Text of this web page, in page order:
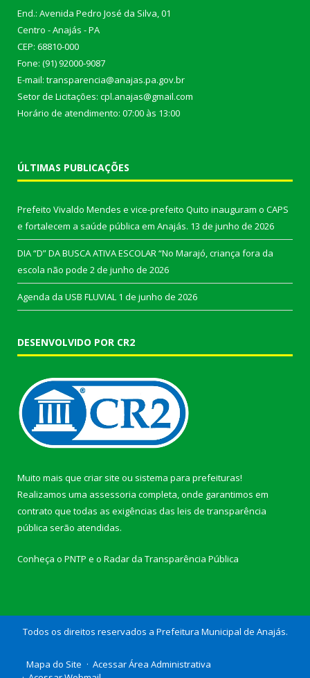
End.: Avenida Pedro José da Silva, 01
Centro - Anajás - PA
CEP: 68810-000
Fone: (91) 92000-9087
E-mail: transparencia@anajas.pa.gov.br
Setor de Licitações: cpl.anajas@gmail.com
Horário de atendimento: 07:00 às 13:00
ÚLTIMAS PUBLICAÇÕES
Prefeito Vivaldo Mendes e vice-prefeito Quito inauguram o CAPS
e fortalecem a saúde pública em Anajás. 13 de junho de 2026
DIA “D” DA BUSCA ATIVA ESCOLAR “No Marajó, criança fora da
escola não pode 2 de junho de 2026
Agenda da USB FLUVIAL 1 de junho de 2026
DESENVOLVIDO POR CR2
Muito mais que criar site ou sistema para prefeituras!
Realizamos uma assessoria completa, onde garantimos em
contrato que todas as exigências das leis de transparência
pública serão atendidas.
Conheça o PNTP e o Radar da Transparência Pública
Todos os direitos reservados a Prefeitura Municipal de Anajás.
Mapa do Site
Acessar Área Administrativa